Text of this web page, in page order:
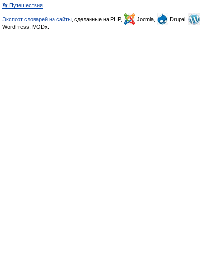
👣 Путешествия
Экспорт словарей на сайты , сделанные на PHP, Joomla,
Drupal,
WordPress, MODx.